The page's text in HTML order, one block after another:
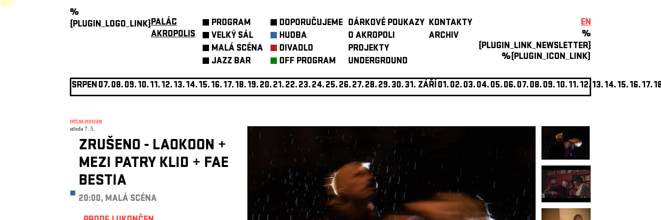
TEST
%
{PLUGIN_LOGO_LINK}PALÁC
AKROPOLIS
PROGRAM
VELKÝ SÁL
MALÁ SCÉNA
JAZZ BAR
DOPORUČUJEME
HUDBA
DIVADLO
OFF PROGRAM
DÁRKOVÉ POUKAZY
O AKROPOLI
PROJEKTY
UNDERGROUND
KONTAKTY
ARCHIV
EN
%
{PLUGIN_LINK_NEWSLETTER}
%{PLUGIN_ICON_LINK}
SRPEN07.08.09.10.11.12.13.14.15.16.17.18.19.20.21.22.23.24.25.26.27.28.29.30.31. ZÁŘÍ01.02.03.04.05.06.07.08.09.10.11.12. 13.14.15.16.17.
zpět na program
středa 7. 5.
ZRUŠENO - LAOKOON +
MEZI PATRY KLID + FAE
BESTIA
20:00, MALÁ SCÉNA